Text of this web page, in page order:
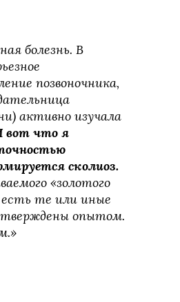
болезнь. В
позвоночника,
активно изучала
вот что я
сколиоз.
«золотого
те или иные
опытом.